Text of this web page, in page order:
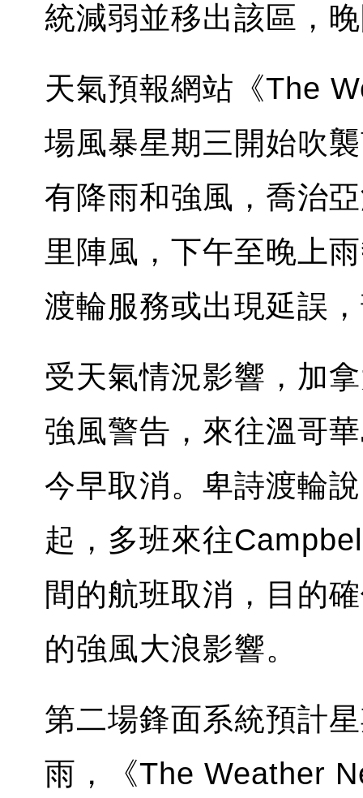
統減弱並移出該區，
天氣預報網站《The
場風暴星期三開始吹
有降雨和強風，喬治
里陣風，下午至晚上
渡輪服務或出現延誤
受天氣情況影響，加
強風警告，來往溫哥
今早取消。卑詩渡輪
起，多班來往
間的航班取消，目的
的強風大浪影響。
第二場鋒面系統預計
雨，《The Weather